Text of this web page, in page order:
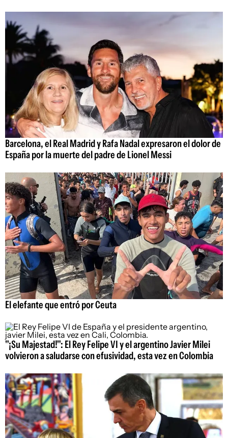
Barcelona, el Real Madrid y Rafa Nadal expresaron el dolor de
España por la muerte del padre de Lionel Messi
El elefante que entró por Ceuta
"¡Su Majestad!": El Rey Felipe VI y el argentino Javier Milei
volvieron a saludarse con efusividad, esta vez en Colombia